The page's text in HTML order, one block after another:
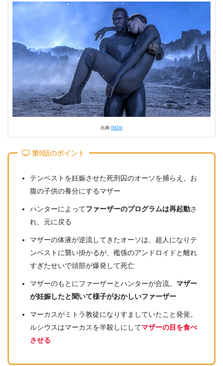
出典: IMDb
第9話のポイント
テンペストを妊娠させた死刑囚のオーソを捕らえ、お
腹の子供の養分にするマザー
ハンターによってファーザーのプログラムは再起動さ
れ、元に戻る
マザーの体液が逆流してきたオーソは、超人になりテ
ンペストに襲い掛かるが、檻係のアンドロイドと離れ
すぎたせいで頭部が爆発して死亡
マザーのもとにファーザーとハンターが合流。 マザー
が妊娠したと聞いて様子がおかしいファーザー
マーカスがミトラ教徒になりすましていたこと発覚。
ルシウスはマーカスを半殺しにしてマザーの目を食べ
させる